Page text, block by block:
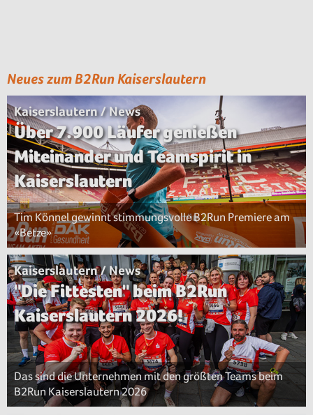
Neues zum B2Run Kaiserslautern
Kaiserslautern / News
Über 7.900 Läufer genießen
Miteinander und Teamspirit in
Kaiserslautern
Tim Könnel gewinnt stimmungsvolle B2Run Premiere am
«Betze»
Kaiserslautern / News
"Die Fittesten" beim B2Run
Kaiserslautern 2026!
Das sind die Unternehmen mit den größten Teams beim
B2Run Kaiserslautern 2026